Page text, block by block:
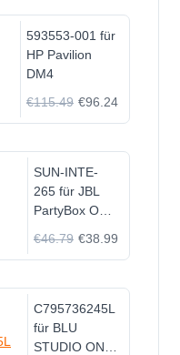
593553-001 für
HP Pavilion
DM4
€115.49 €96.24
SUN-INTE-
265 für JBL
PartyBox On-
€46.79 €38.99
C795736245L
für BLU
STUDIO ONE